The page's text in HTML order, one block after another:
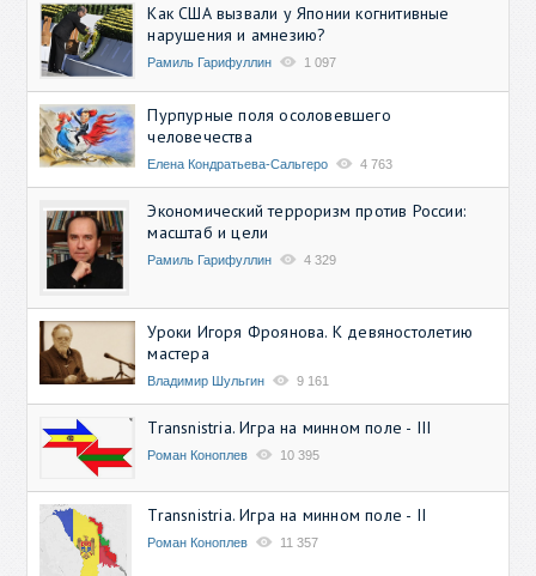
Как США вызвали у Японии когнитивные
нарушения и амнезию?
Рамиль Гарифуллин 1 097
Пурпурные поля осоловевшего
человечества
Елена Кондратьева-Сальгеро 4 763
Экономический терроризм против России:
масштаб и цели
Рамиль Гарифуллин 4 329
Уроки Игоря Фроянова. К девяностолетию
мастера
Владимир Шульгин 9 161
Transnistria. Игра на минном поле - III
Роман Коноплев 10 395
Transnistria. Игра на минном поле - II
Роман Коноплев 11 357